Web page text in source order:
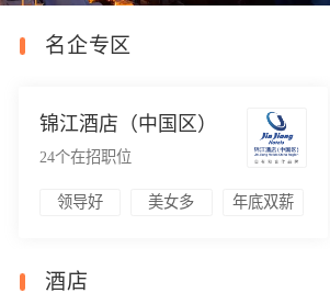
名企专区
锦江酒店（中国区）
24个在招职位
领导好 美女多 年底双薪
酒店